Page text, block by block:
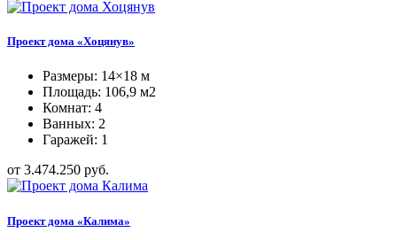
Проект дома «Хоцянув»
Размеры: 14×18 м
Площадь: 106,9 м2
Комнат: 4
Ванных: 2
Гаражей: 1
от 3.474.250 руб.
Проект дома «Калима»